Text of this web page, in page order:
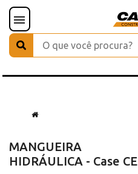
MANGUEIRA
HIDRÁULICA - Case CE